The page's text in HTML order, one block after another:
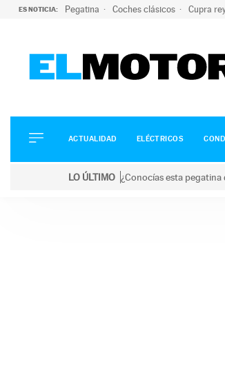
ES NOTICIA: Pegatina Coches clásicos Cupra
ELÉCTRICOS
CONDUCIR
ACTUALIDAD ELÉCTRICOS
LO ÚLTIMO ¿Conocías esta